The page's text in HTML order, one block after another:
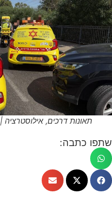
תאונות דרכים,
שתפו כתבה: